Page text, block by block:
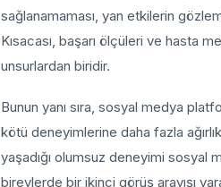
sağlanamaması, yan etkilerin
Kısacası, başarı ölçüleri ve hasta
unsurlardan biridir.
Bunun yanı sıra, sosyal medya
kötü deneyimlerine daha fazla
yaşadığı olumsuz deneyimi sosyal
bireylerde bir ikinci görüş arayışı